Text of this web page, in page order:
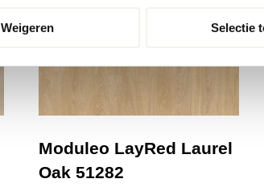
Weigeren Selectie
Moduleo LayRed Laurel
Oak 51282